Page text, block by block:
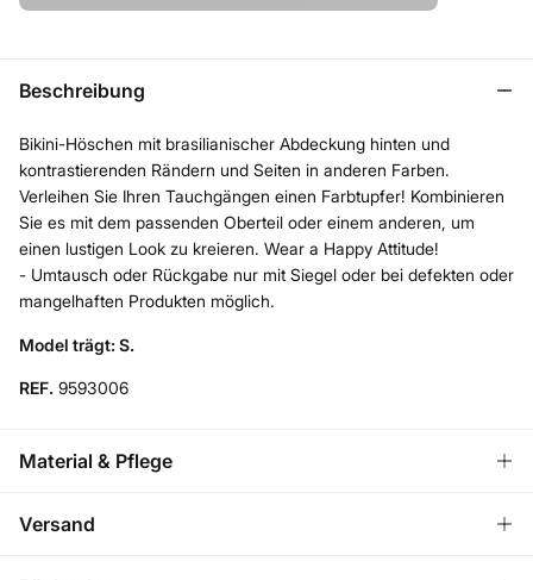
Beschreibung
Bikini-Höschen mit brasilianischer Abdeckung hinten und
kontrastierenden Rändern und Seiten in anderen Farben.
Verleihen Sie Ihren Tauchgängen einen Farbtupfer! Kombinieren
Sie es mit dem passenden Oberteil oder einem anderen, um
einen lustigen Look zu kreieren. Wear a Happy Attitude!
- Umtausch oder Rückgabe nur mit Siegel oder bei defekten oder
mangelhaften Produkten möglich.
Model trägt: S.
REF. 9593006
Material & Pflege
Material
Versand